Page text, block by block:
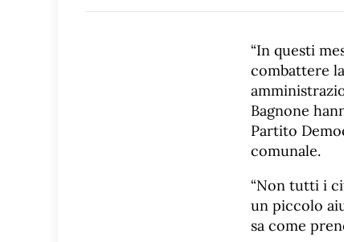
“In questi
combattere
Bagnone
Partito
comunale.
“Non tutti i
un piccolo
sa come